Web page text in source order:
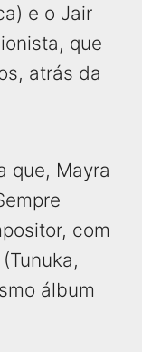
e o Jair
que
atrás da
que, Mayra
com
álbum